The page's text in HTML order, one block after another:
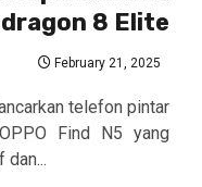
8 Elite
February 21, 2025
telefon pintar
Find N5 yang
dan...